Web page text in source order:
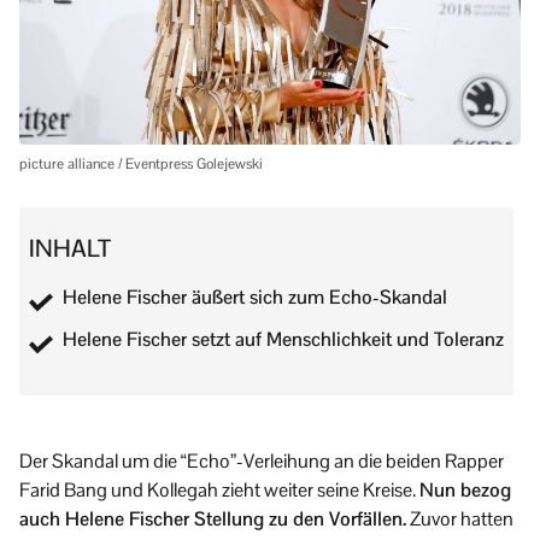
picture alliance / Eventpress Golejewski
INHALT
Helene Fischer äußert sich zum Echo-Skandal
Helene Fischer setzt auf Menschlichkeit und Toleranz
Der Skandal um die “Echo”-Verleihung an die beiden Rapper
Farid Bang und Kollegah zieht weiter seine Kreise.Nun bezog
auch Helene Fischer Stellung zu den Vorfällen.Zuvor hatten